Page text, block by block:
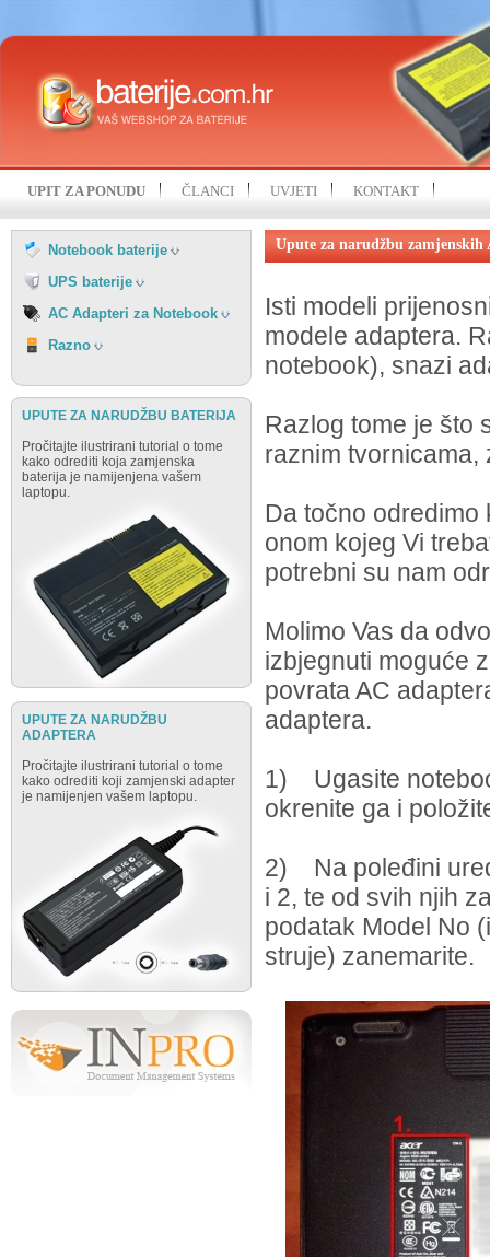
UPIT ZA PONUDU ČLANCI UVJETI KONTAKT
Notebook baterije
LENOVO
MITAC
MSI
SAMSUNG
SONY
TOSHIBA
UNIWILL
UPS baterije
FIRST POWER
OSTALI PROIZVOĐAČI
VISION
AC Adapteri za Notebook
DELL
FUJITSU
HP
IBM
NEC
SAMSUNG
SONY
TOSHIBA
Razno
UPUTE ZA NARUDŽBU BATERIJA
Pročitajte ilustrirani tutorial o tome
kako odrediti koja zamjenska
baterija je namijenjena vašem
laptopu.
UPUTE ZA NARUDŽBU
ADAPTERA
Pročitajte ilustrirani tutorial o tome
kako odrediti koji zamjenski adapter
je namijenjen vašem laptopu.
Upute za narudžbu
Isti modeli
modele adaptera.
notebook), snazi
Razlog tome je što
raznim tvornicama,
Da točno
onom kojeg Vi
potrebni su nam
Molimo Vas da
izbjegnuti moguće
povrata AC
adaptera.
1) Ugasite
okrenite ga i
2) Na poleđini
i 2, te od svih njih
podatak Model No
struje) zanemarite.